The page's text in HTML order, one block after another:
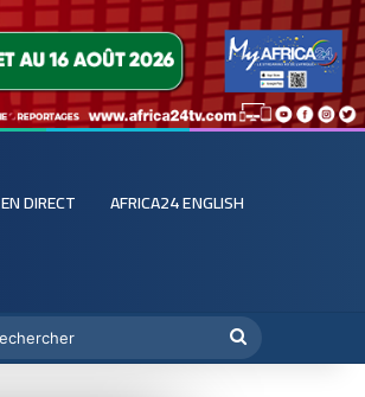
EN DIRECT AFRICA24 ENGLISH